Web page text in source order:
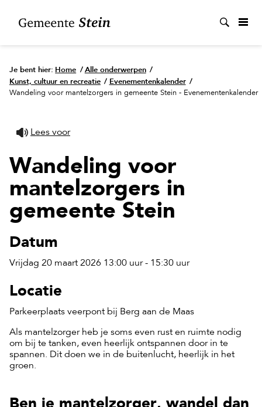
Je bent hier: Home / Alle onderwerpen /
Kunst, cultuur en recreatie / Evenementenkalender /
Wandeling voor mantelzorgers in gemeente Stein - Evenementenkalender
Lees voor
Wandeling voor
mantelzorgers in
gemeente Stein
Datum
Vrijdag 20 maart 2026 13:00 uur - 15:30 uur
Locatie
Parkeerplaats veerpont bij Berg aan de Maas
Als mantelzorger heb je soms even rust en ruimte nodig
om bij te tanken, even heerlijk ontspannen door in te
spannen. Dit doen we in de buitenlucht, heerlijk in het
groen.
Ben je mantelzorger, wandel dan